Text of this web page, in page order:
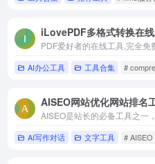
iLovePDF多格式转换在
PDF爱好者的在线工具,完全
AI办公工具 工具合集 #
AISEO网站优化网站排名
AI写作对话 文字工具 # AISEO